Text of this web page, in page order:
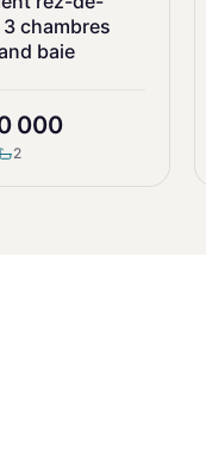
chambres
baie
000
2